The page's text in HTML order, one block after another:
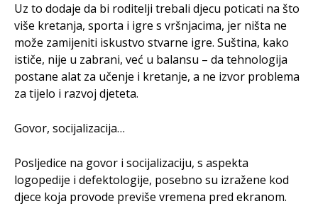
Uz to dodaje da bi roditelji trebali djecu poticati na što
više kretanja, sporta i igre s vršnjacima, jer ništa ne
može zamijeniti iskustvo stvarne igre. Suština, kako
ističe, nije u zabrani, već u balansu – da tehnologija
postane alat za učenje i kretanje, a ne izvor problema
za tijelo i razvoj djeteta.
Govor, socijalizacija…
Posljedice na govor i socijalizaciju, s aspekta
logopedije i defektologije, posebno su izražene kod
djece koja provode previše vremena pred ekranom.